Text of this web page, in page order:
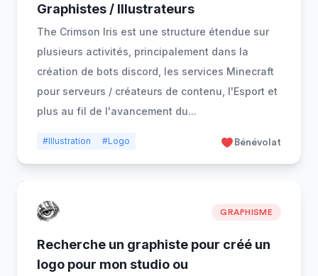
Graphistes / Illustrateurs
The Crimson Iris est une structure étendue sur
plusieurs activités, principalement dans la
création de bots discord, les services Minecraft
pour serveurs / créateurs de contenu, l'Esport et
plus au fil de l'avancement du...
#Illustration #Logo Bénévolat
GRAPHISME
Recherche un graphiste pour créé un
logo pour mon studio ou